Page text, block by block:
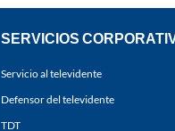
SERVICIOS
Servicio al televidente
Defensor del televidente
TDT